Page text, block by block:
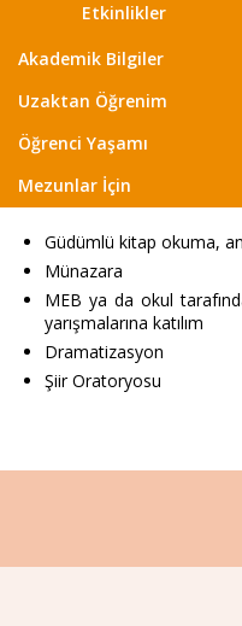
Etkinlikler
Akademik Bilgiler
Uzaktan Öğrenim
Öğrenci Yaşamı
Mezunlar İçin
Güdümlü kitap okuma,
Münazara
MEB ya da okul
yarışmalarına katılım
Dramatizasyon
Şiir Oratoryosu